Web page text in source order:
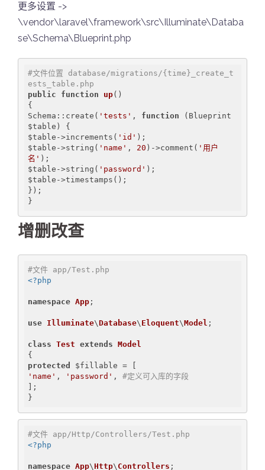
更多设置 ->
\vendor\laravel\framework\src\Illuminate\Databa
se\Schema\Blueprint.php
#文件位置 database/migrations/{time}_create_t
ests_table.php
public
function up()
{
Schema::create( 'tests' , function
(Blueprint
$table)
{
$table->increments( 'id' );
$table->string( 'name' , 20 )->comment( '用户
名' );
$table->string( 'password' );
$table->timestamps();
});
增删改查
#文件 app/Test.php
<?php
namespace App ;
use Illuminate\Database\ Eloquent\Model ;
class Test extends Model
protected
'name' , 'password' , #定义可入库的字段
];
#文件 app/Http/Controllers/Test.php
<?php
namespace App\Http\ Controllers